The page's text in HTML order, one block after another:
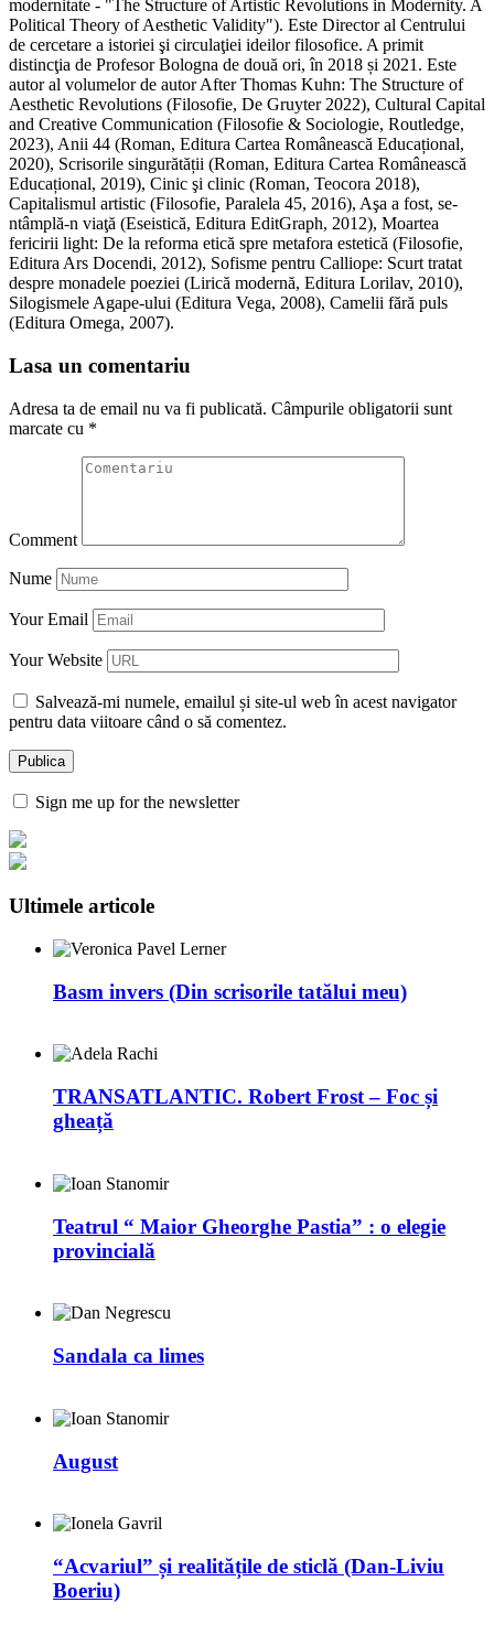
modernitate - "The Structure of Artistic Revolutions in Modernity. A
Political Theory of Aesthetic Validity"). Este Director al Centrului
de cercetare a istoriei şi circulaţiei ideilor filosofice. A primit
distincţia de Profesor Bologna de două ori, în 2018 și 2021. Este
autor al volumelor de autor After Thomas Kuhn: The Structure of
Aesthetic Revolutions (Filosofie, De Gruyter 2022), Cultural Capital
and Creative Communication (Filosofie & Sociologie, Routledge,
2023), Anii 44 (Roman, Editura Cartea Românească Educațional,
2020), Scrisorile singurătății (Roman, Editura Cartea Românească
Educațional, 2019), Cinic şi clinic (Roman, Teocora 2018),
Capitalismul artistic (Filosofie, Paralela 45, 2016), Aşa a fost, se-
ntâmplă-n viaţă (Eseistică, Editura EditGraph, 2012), Moartea
fericirii light: De la reforma etică spre metafora estetică (Filosofie,
Editura Ars Docendi, 2012), Sofisme pentru Calliope: Scurt tratat
despre monadele poeziei (Lirică modernă, Editura Lorilav, 2010),
Silogismele Agape-ului (Editura Vega, 2008), Camelii fără puls
(Editura Omega, 2007).
Lasa un comentariu
Adresa ta de email nu va fi publicată. Câmpurile obligatorii sunt
marcate cu *
Comment
Nume
Your Email
Your Website
Salvează-mi numele, emailul și site-ul web în acest navigator
pentru data viitoare când o să comentez.
Sign me up for the newsletter
Ultimele articole
Basm invers (Din scrisorile tatălui meu)
TRANSATLANTIC. Robert Frost – Foc și
gheață
Teatrul “ Maior Gheorghe Pastia” : o elegie
provincială
Sandala ca limes
August
“Acvariul” și realitățile de sticlă (Dan-Liviu
Boeriu)